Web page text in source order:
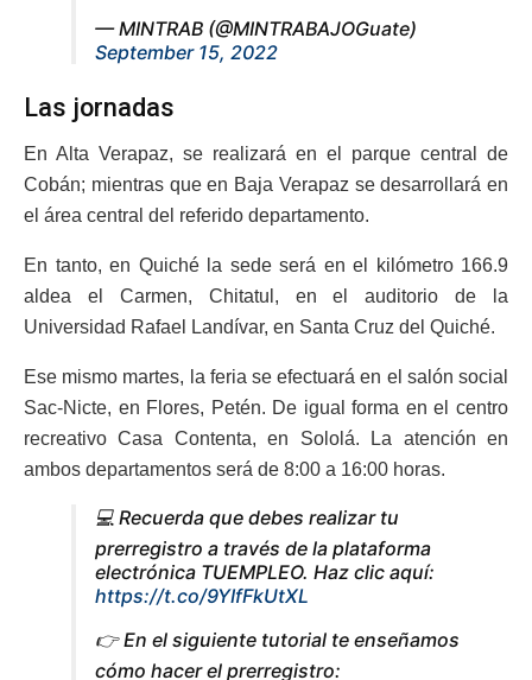
— MINTRAB (@MINTRABAJOGuate)
September 15, 2022
Las jornadas
En Alta Verapaz, se realizará en el parque central de
Cobán; mientras que en Baja Verapaz se desarrollará en
el área central del referido departamento.
En tanto, en Quiché la sede será en el kilómetro 166.9
aldea el Carmen, Chitatul, en el auditorio de la
Universidad Rafael Landívar, en Santa Cruz del Quiché.
Ese mismo martes, la feria se efectuará en el salón social
Sac-Nicte, en Flores, Petén. De igual forma en el centro
recreativo Casa Contenta, en Sololá. La atención en
ambos departamentos será de 8:00 a 16:00 horas.
💻 Recuerda que debes realizar tu
prerregistro a través de la plataforma
electrónica TUEMPLEO. Haz clic aquí:
https://t.co/9YIfFkUtXL
👉 En el siguiente tutorial te enseñamos
cómo hacer el prerregistro: